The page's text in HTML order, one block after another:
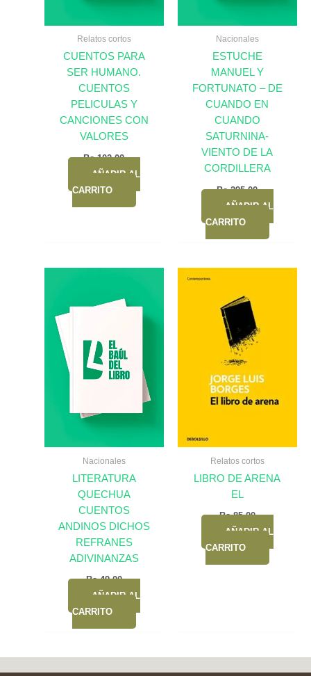
Relatos cortos
CUENTOS PARA
SER HUMANO.
CUENTOS
PELICULAS Y
CANCIONES CON
VALORES
Bs.102,00
AÑADIR AL
CARRITO
Nacionales
ESTUCHE
MANUEL Y
FORTUNATO – DE
CUANDO EN
CUANDO
SATURNINA-
VIENTO DE LA
CORDILLERA
Bs.295,00
AÑADIR AL
CARRITO
Nacionales
LITERATURA
QUECHUA
CUENTOS
ANDINOS DICHOS
REFRANES
ADIVINANZAS
Bs.49,00
AÑADIR AL
CARRITO
Relatos cortos
LIBRO DE ARENA
EL
Bs.85,00
AÑADIR AL
CARRITO